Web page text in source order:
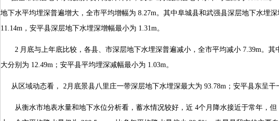
地下水平均埋深普遍增大，全市平均增幅为 8.27m。其中阜城县和武强县深层地下水埋
11.14m ，安平县深层地下水埋深增幅最小为 1.31m。
2 月底与上年底比较，各县、市深层地下水埋深普遍减小，全市平均减小 7.39m。其
大分别为 12.49m ；安平县平均埋深减幅最小为 1.03m。
从区域动态看， 2月底景县八里庄一带深层地下水埋深最大为 93.78m ；安平县东呈
从衡水市地表水量和地下水位分析看，蓄水情况较好，近 4个月降水接近于常年，但